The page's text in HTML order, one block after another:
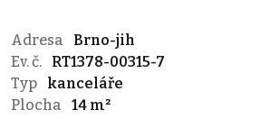
Adresa
Brno-jih
Ev. č.
RT1378-00315-7
Typ
kanceláře
Plocha
14 m²